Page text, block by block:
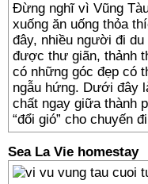
Đừng nghĩ vì Vũng
xuống ăn uống thỏa
đây, nhiều người đi
được thư giãn, thảnh
có những góc đẹp có
ngẫu hứng. Dưới đây
chất ngay giữa thành
“đổi gió” cho chuyến
Sea La Vie homestay